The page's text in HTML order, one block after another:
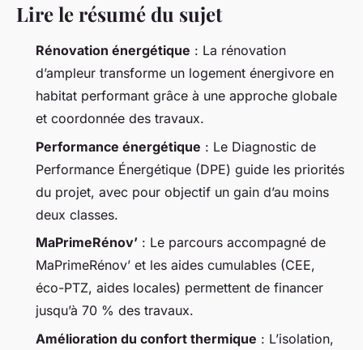
Lire le résumé du sujet
Rénovation énergétique : La rénovation
d’ampleur transforme un logement énergivore en
habitat performant grâce à une approche globale
et coordonnée des travaux.
Performance énergétique : Le Diagnostic de
Performance Énergétique (DPE) guide les priorités
du projet, avec pour objectif un gain d’au moins
deux classes.
MaPrimeRénov’ : Le parcours accompagné de
MaPrimeRénov’ et les aides cumulables (CEE,
éco-PTZ, aides locales) permettent de financer
jusqu’à 70 % des travaux.
Amélioration du confort thermique : L’isolation,